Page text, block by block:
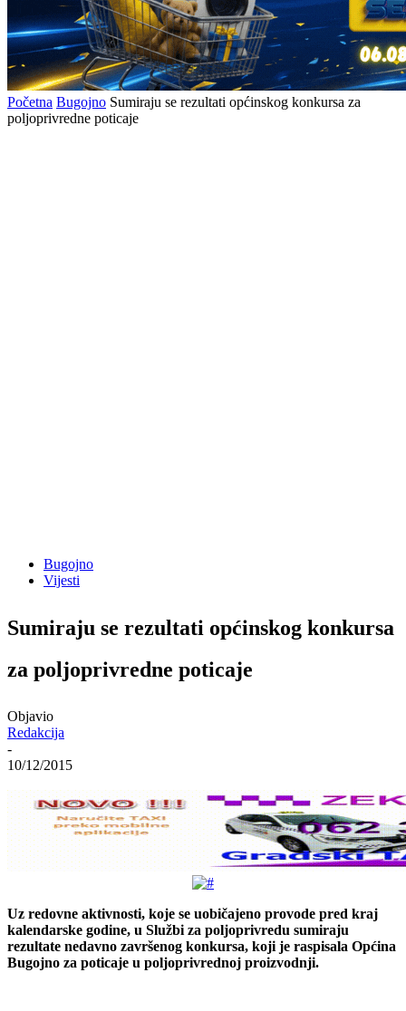
Početna Bugojno Sumiraju se rezultati općinskog konkursa za
poljoprivredne poticaje
Bugojno
Vijesti
Sumiraju se rezultati općinskog konkursa
za poljoprivredne poticaje
Objavio
Redakcija
-
10/12/2015
Uz redovne aktivnosti, koje se uobičajeno provode pred kraj
kalendarske godine, u Službi za poljoprivredu sumiraju
rezultate nedavno završenog konkursa, koji je raspisala Općina
Bugojno za poticaje u poljoprivrednoj proizvodnji.